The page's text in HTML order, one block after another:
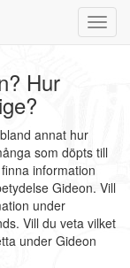
Hur
annat hur
som döpts till
information
Gideon. Vill
under
Vill du veta vilket
under Gideon